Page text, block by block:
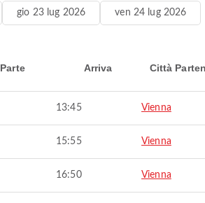
gio 23 lug 2026 ven 24 lug 2026
Parte Arriva Città
13:45 Vienna
15:55 Vienna
16:50 Vienna